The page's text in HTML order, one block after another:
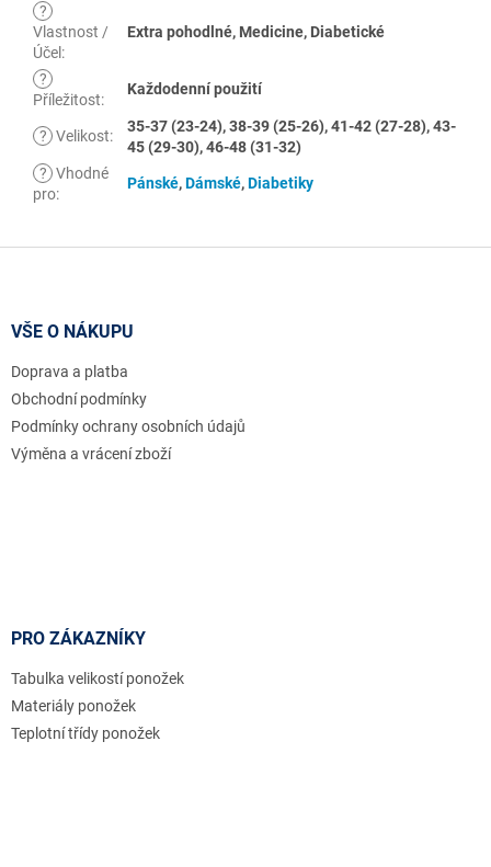
?
Vlastnost /
Účel :
Extra pohodlné, Medicine, Diabetické
?
Příležitost:
Každodenní použití
? Velikost:
35-37 (23-24), 38-39 (25-26), 41-42 (27-28), 43-
45 (29-30), 46-48 (31-32)
? Vhodné
pro:
Pánské,Dámské,Diabetiky
VŠE O NÁKUPU
Doprava a platba
Obchodní podmínky
Podmínky ochrany osobních údajů
Výměna a vrácení zboží
PRO ZÁKAZNÍKY
Tabulka velikostí ponožek
Materiály ponožek
Teplotní třídy ponožek